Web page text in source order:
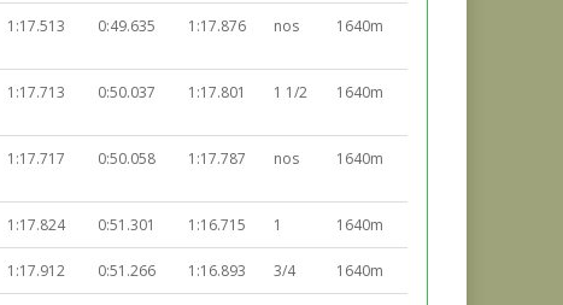
1:17.513 0:49.635 1:17.876 nos 1640m
1:17.713 0:50.037 1:17.801 1 1/2 1640m
1:17.717 0:50.058 1:17.787 nos 1640m
1:17.824 0:51.301 1:16.715 1 1640m
1:17.912 0:51.266 1:16.893 3/4 1640m